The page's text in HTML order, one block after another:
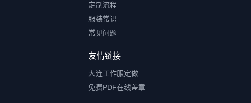
定制流程
服装常识
常见问题
友情链接
大连工作服定做
免费PDF在线盖章